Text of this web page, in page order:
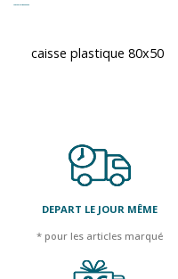
caisse plastique 80x50
DEPART LE JOUR MÊME
* pour les articles marqué